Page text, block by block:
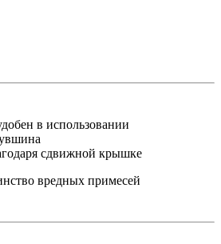
в использовании
сдвижной крышке
вредных примесей